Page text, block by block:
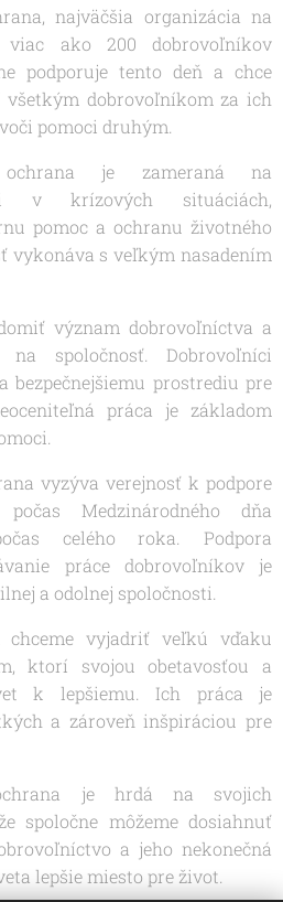
najväčšia organizácia na
viac ako 200 dobrovoľníkov
podporuje tento deň a chce
všetkým dobrovoľníkom za ich
pomoci druhým.
je zameraná na
v krízových situáciách,
pomoc a ochranu životného
vykonáva s veľkým nasadením
význam dobrovoľníctva a
spoločnosť. Dobrovoľníci
bezpečnejšiemu prostrediu pre
práca je základom
vyzýva verejnosť k podpore
Medzinárodného dňa
celého roka. Podpora
práce dobrovoľníkov je
a odolnej spoločnosti.
vyjadriť veľkú vďaku
ktorí svojou obetavosťou a
k lepšiemu. Ich práca je
a zároveň inšpiráciou pre
je hrdá na svojich
spoločne môžeme dosiahnuť
a jeho nekonečná
lepšie miesto pre život.